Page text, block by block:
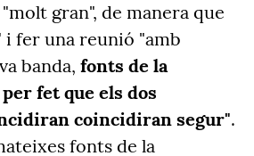
"molt gran", de manera que
i fer una reunió "amb
banda, fonts de la
fet que els dos
coincidiran segur".
fonts de la